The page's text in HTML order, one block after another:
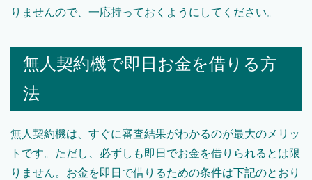
りませんので、一応持っておくようにしてください。
無人契約機で即日お金を借りる方
法
無人契約機は、すぐに審査結果がわかるのが最大のメリッ
トです。ただし、必ずしも即日でお金を借りられるとは限
りません。お金を即日で借りるための条件は下記のとおり